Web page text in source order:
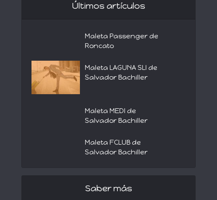
Últimos artículos
Maleta Passenger de
Roncato
Maleta LAGUNA SLI de
Salvador Bachiller
Maleta MEDI de
Salvador Bachiller
Maleta FCLUB de
Salvador Bachiller
Saber más